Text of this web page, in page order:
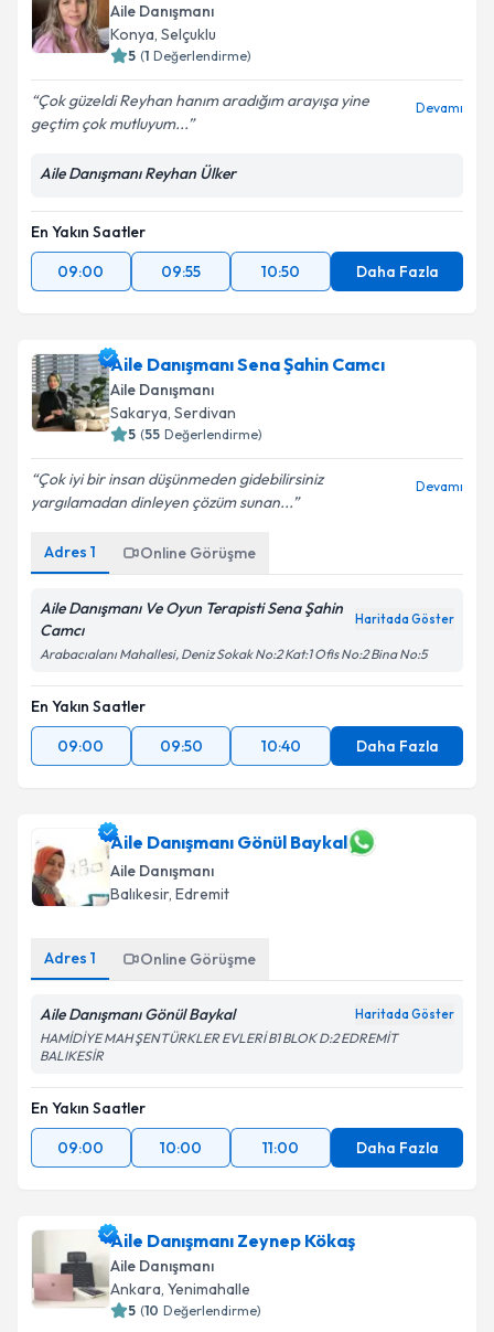
Aile Danışmanı
Konya, Selçuklu
5 (1 Değerlendirme)
Çok güzeldi Reyhan hanım aradığım arayışa yine
geçtim çok mutluyum...
Devamı
Aile Danışmanı Reyhan Ülker
En Yakın Saatler
09:00
09:55 10:50 Daha Fazla
Aile Danışmanı Sena Şahin Camcı
Aile Danışmanı
Sakarya, Serdivan
5 (55 Değerlendirme)
Çok iyi bir insan düşünmeden gidebilirsiniz
yargılamadan dinleyen çözüm sunan...
Devamı
Adres 1 Online Görüşme
Aile Danışmanı Ve Oyun Terapisti Sena Şahin
Camcı
Haritada Göster
Arabacıalanı Mahallesi, Deniz Sokak No:2 Kat:1 Ofis No:2 Bina No:5
En Yakın Saatler
09:00
09:50 10:40 Daha Fazla
Aile Danışmanı Gönül Baykal
Aile Danışmanı
Balıkesir, Edremit
Adres 1 Online Görüşme
Aile Danışmanı Gönül Baykal Haritada Göster
HAMİDİYE MAH ŞENTÜRKLER EVLERİ B1 BLOK D:2 EDREMİT
BALIKESİR
En Yakın Saatler
09:00
10:00 11:00 Daha Fazla
Aile Danışmanı Zeynep Kökaş
Aile Danışmanı
Ankara, Yenimahalle
5 (10 Değerlendirme)